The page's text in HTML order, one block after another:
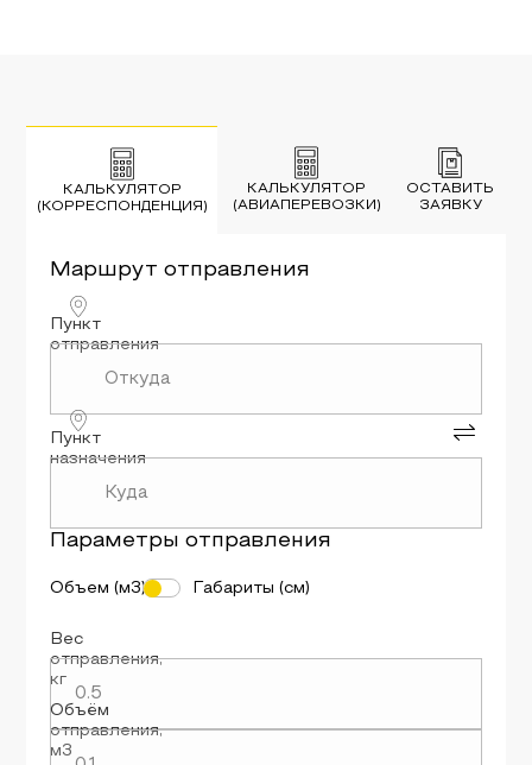
КАЛЬКУЛЯТОР
(КОРРЕСПОНДЕНЦИЯ)
КАЛЬКУЛЯТОР
(АВИАПЕРЕВОЗКИ)
ОСТАВИТЬ
ЗАЯВКУ
Маршрутотправления
Пункт
отправления
Пункт
назначения
Параметрыотправления
Объем (м3) Габариты (см)
Вес
отправления,
кг
Объём
отправления,
м3